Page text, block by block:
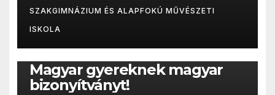
SZAKGIMNÁZIUM ÉS ALAPFOKÚ MŰVÉSZETI
ISKOLA
Magyar gyereknek magyar
bizonyítványt!